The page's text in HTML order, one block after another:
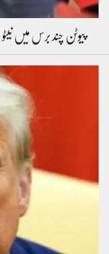
پیوٹن چند برس میں